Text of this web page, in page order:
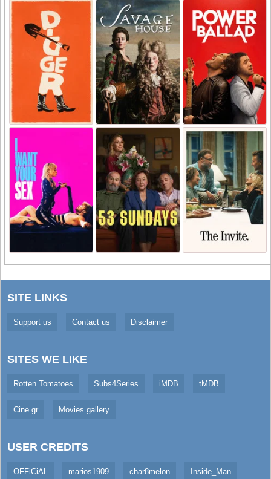
SITE LINKS
Support us Contact us Disclaimer
SITES WE LIKE
Rotten Tomatoes Subs4Series iMDB tMDB
Cine.gr Movies gallery
USER CREDITS
OFFiCiAL marios1909 char8melon Inside_Man